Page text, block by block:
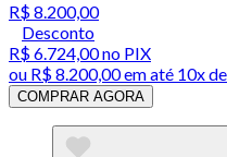
R$ 8.200,00
Desconto
R$ 6.724,00no PIX
ou R$ 8.200,00em até 10x
COMPRAR AGORA